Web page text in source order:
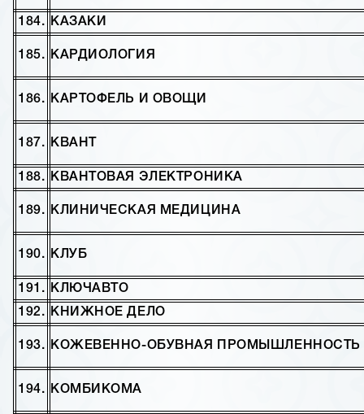
184. КАЗАКИ
185. КАРДИОЛОГИЯ
186. КАРТОФЕЛЬ И ОВОЩИ
187. КВАНТ
188. КВАНТОВАЯ ЭЛЕКТРОНИКА
189. КЛИНИЧЕСКАЯ МЕДИЦИНА
190. КЛУБ
191. КЛЮЧАВТО
192. КНИЖНОЕ ДЕЛО
193. КОЖЕВЕННО-ОБУВНАЯ ПРОМЫШЛЕННОСТЬ
194. КОМБИКОМА